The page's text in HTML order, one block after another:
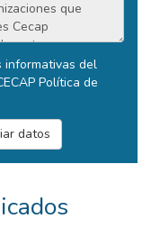
informativas del
Política de